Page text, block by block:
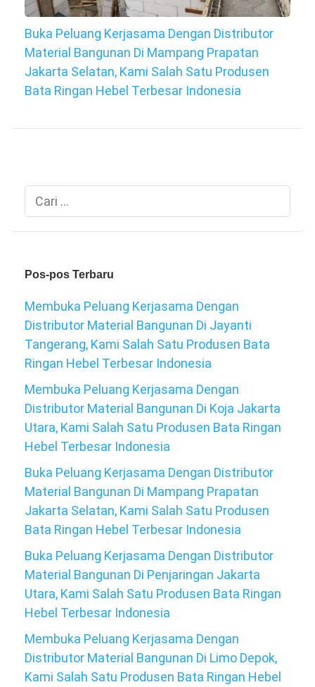
Buka Peluang Kerjasama Dengan Distributor
Material Bangunan Di Mampang Prapatan
Jakarta Selatan, Kami Salah Satu Produsen
Bata Ringan Hebel Terbesar Indonesia
Cari
untuk:
Pos-pos Terbaru
Membuka Peluang Kerjasama Dengan
Distributor Material Bangunan Di Jayanti
Tangerang, Kami Salah Satu Produsen Bata
Ringan Hebel Terbesar Indonesia
Membuka Peluang Kerjasama Dengan
Distributor Material Bangunan Di Koja Jakarta
Utara, Kami Salah Satu Produsen Bata Ringan
Hebel Terbesar Indonesia
Buka Peluang Kerjasama Dengan Distributor
Material Bangunan Di Mampang Prapatan
Jakarta Selatan, Kami Salah Satu Produsen
Bata Ringan Hebel Terbesar Indonesia
Buka Peluang Kerjasama Dengan Distributor
Material Bangunan Di Penjaringan Jakarta
Utara, Kami Salah Satu Produsen Bata Ringan
Hebel Terbesar Indonesia
Membuka Peluang Kerjasama Dengan
Distributor Material Bangunan Di Limo Depok,
Kami Salah Satu Produsen Bata Ringan Hebel